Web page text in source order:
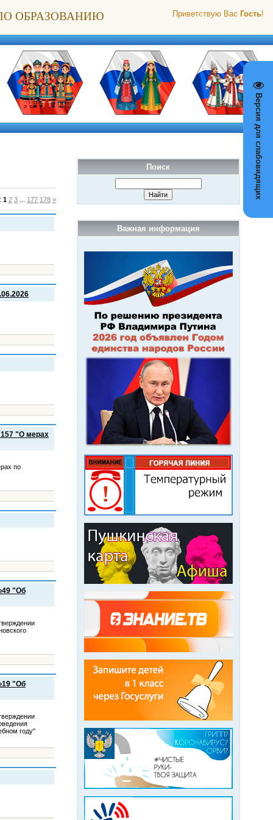
Версия для слабовидящих
Приветствую Вас Гость!
ОБРАЗОВАНИЮ
Поиск
Важная информация
1 2 3 177 178 »
157 "О мерах
по
"Об
"Об
году"